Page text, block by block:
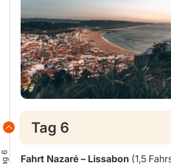
Tag 6
Tag 6
Fahrt Nazaré – Lissabon (1,5